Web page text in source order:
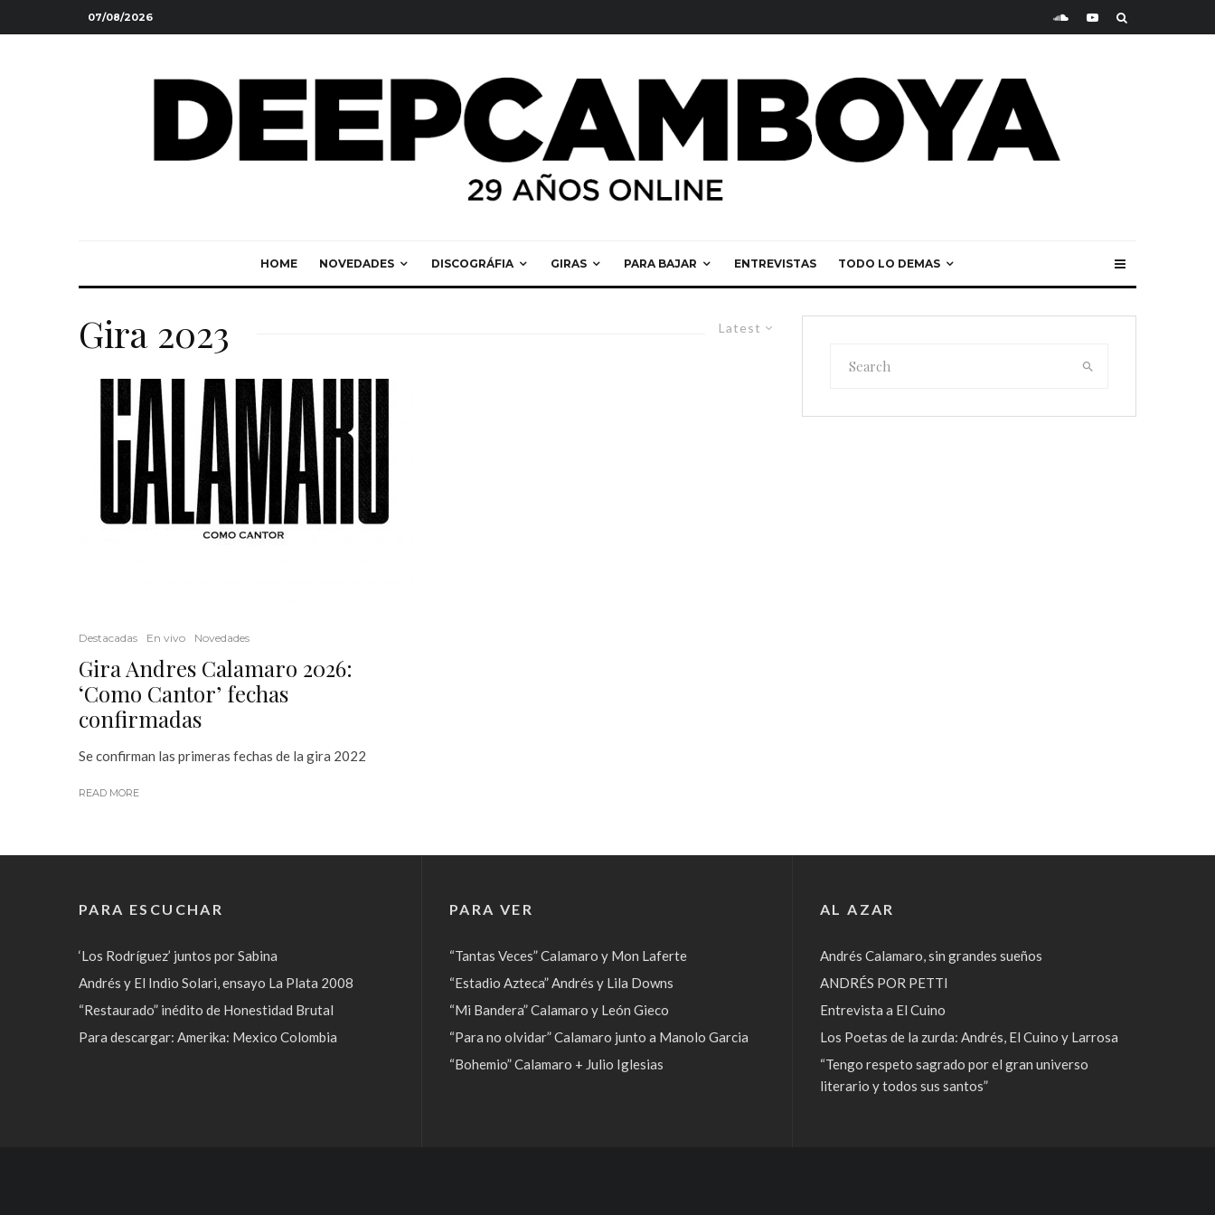
07/08/2026
HOME NOVEDADES DISCOGRÁFIA GIRAS PARA BAJAR ENTREVISTAS TODO LO DEMAS
Latest
Gira 2023
Destacadas En vivo Novedades
Gira Andres Calamaro 2026:
‘Como Cantor’ fechas
confirmadas
Se confirman las primeras fechas de la gira 2022
READ MORE
PARA ESCUCHAR
‘Los Rodríguez’ juntos por Sabina
Andrés y El Indio Solari, ensayo La Plata 2008
“Restaurado” inédito de Honestidad Brutal
Para descargar: Amerika: Mexico Colombia
PARA VER
“Tantas Veces” Calamaro y Mon Laferte
“Estadio Azteca” Andrés y Lila Downs
“Mi Bandera” Calamaro y León Gieco
“Para no olvidar” Calamaro junto a Manolo Garcia
“Bohemio” Calamaro + Julio Iglesias
AL AZAR
Andrés Calamaro, sin grandes sueños
ANDRÉS POR PETTI
Entrevista a El Cuino
Los Poetas de la zurda: Andrés, El Cuino y Larrosa
“Tengo respeto sagrado por el gran universo
literario y todos sus santos”